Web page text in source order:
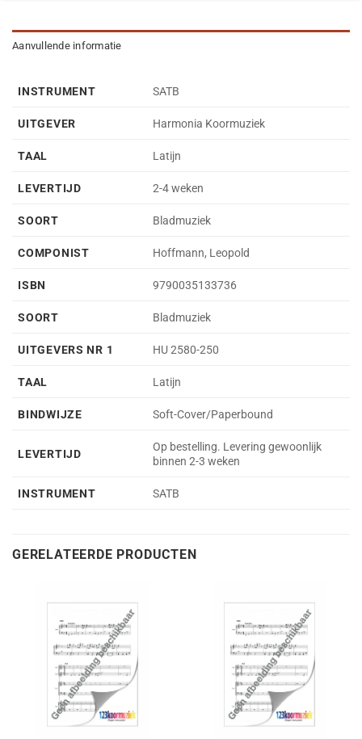
Aanvullende informatie
INSTRUMENT SATB
UITGEVER Harmonia Koormuziek
TAAL Latijn
LEVERTIJD 2-4 weken
SOORT Bladmuziek
COMPONIST Hoffmann, Leopold
ISBN 9790035133736
SOORT Bladmuziek
UITGEVERS NR 1 HU 2580-250
TAAL Latijn
BINDWIJZE Soft-Cover/Paperbound
LEVERTIJD
Op bestelling. Levering gewoonlijk
binnen 2-3 weken
INSTRUMENT SATB
GERELATEERDE PRODUCTEN